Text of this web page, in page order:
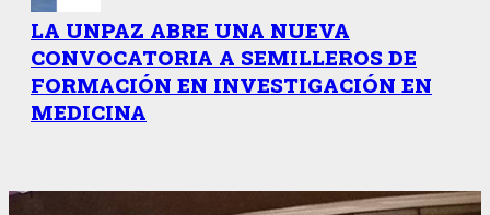
LA UNPAZ ABRE UNA NUEVA
CONVOCATORIA A SEMILLEROS DE
FORMACIÓN EN INVESTIGACIÓN EN
MEDICINA